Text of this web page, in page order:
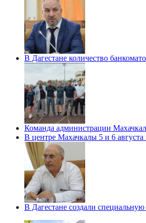
В Дагестане количество
Команда администрации
В центре Махачкалы 5 и 6
В Дагестане создали